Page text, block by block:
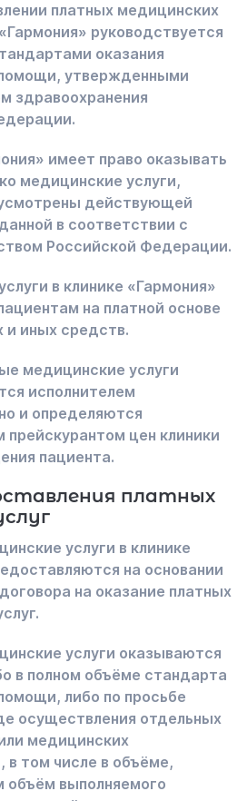
платных медицинских
руководствуется
оказания
утвержденными
здравоохранения
имеет право оказывать
медицинские услуги,
действующей
в соответствии с
Российской Федерации.
в клинике «Гармония»
на платной основе
и иных средств.
медицинские услуги
исполнителем
и определяются
цен клиники
пациента.
платных
услуги в клинике
на основании
на оказание платных
услуги оказываются
в полном объёме стандарта
либо по просьбе
осуществления отдельных
медицинских
в том числе в объёме,
выполняемого